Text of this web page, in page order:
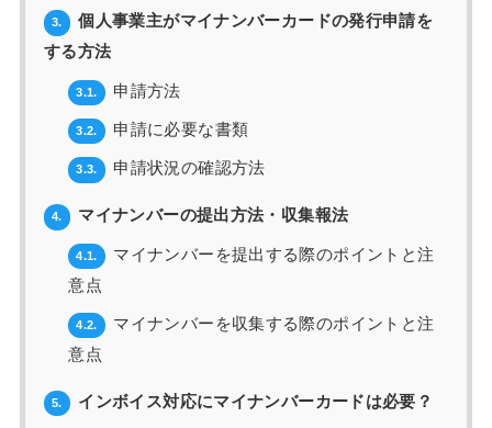
3.
個人事業主がマイナンバーカードの発行申請を
する方法
3.1. 申請方法
3.2. 申請に必要な書類
3.3. 申請状況の確認方法
4. マイナンバーの提出方法・収集報法
4.1.
マイナンバーを提出する際のポイントと注
意点
4.2.
マイナンバーを収集する際のポイントと注
意点
5. インボイス対応にマイナンバーカードは必要？